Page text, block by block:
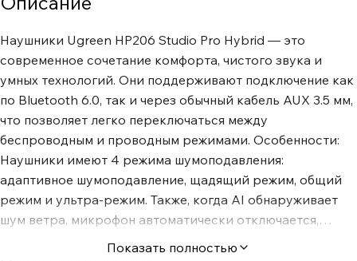
Наушники Ugreen HP206 Studio Pro Hybrid — это
современное сочетание комфорта, чистого звука и
умных технологий. Они поддерживают подключение как
по Bluetooth 6.0, так и через обычный кабель AUX 3.5 мм,
что позволяет легко переключаться между
беспроводным и проводным режимами. Особенности:
Наушники имеют 4 режима шумоподавления:
адаптивное шумоподавление, щадящий режим, общий
режим и ультра-режим. Также, когда AI обнаруживает
шум ветра, микрофон автоматически отключается,
чтобы уменьшить воздействие шума Моментальная
Показать полностью